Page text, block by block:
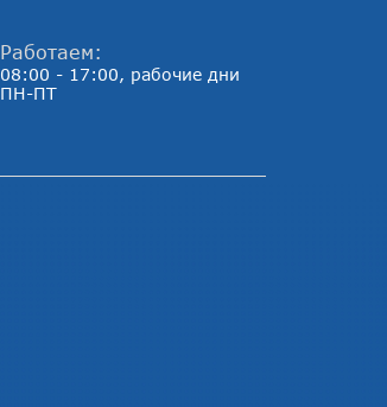
Работаем:
08:00 - 17:00, рабочие дни
ПН-ПТ